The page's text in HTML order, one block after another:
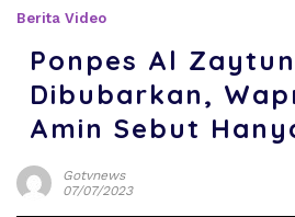
Berita Video
Ponpes Al
Dibubarkan,
Amin Sebut
Gotvnews
07/07/2023